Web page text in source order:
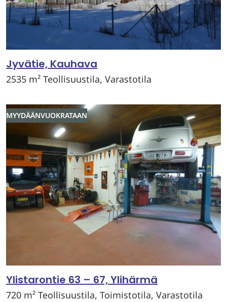
Jyvätie, Kauhava
2535 m² Teollisuustila, Varastotila
MYYDÄÄNVUOKRATAAN
Ylistarontie 63 – 67, Ylihärmä
720 m² Teollisuustila, Toimistotila, Varastotila